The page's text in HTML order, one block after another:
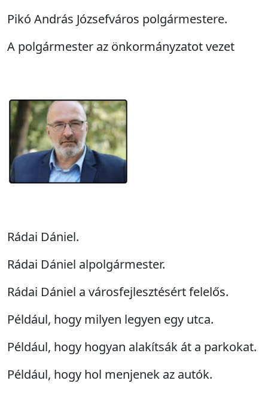
Pikó András Józsefváros polgármestere.
A polgármester az önkormányzatot vezet
Rádai Dániel.
Rádai Dániel alpolgármester.
Rádai Dániel a városfejlesztésért felelős.
Például, hogy milyen legyen egy utca.
Például, hogy hogyan alakítsák át a parkokat.
Például, hogy hol menjenek az autók.